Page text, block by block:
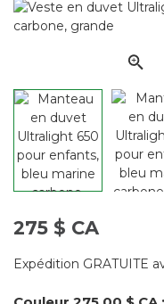
275 $ CA
Expédition GRATUITE